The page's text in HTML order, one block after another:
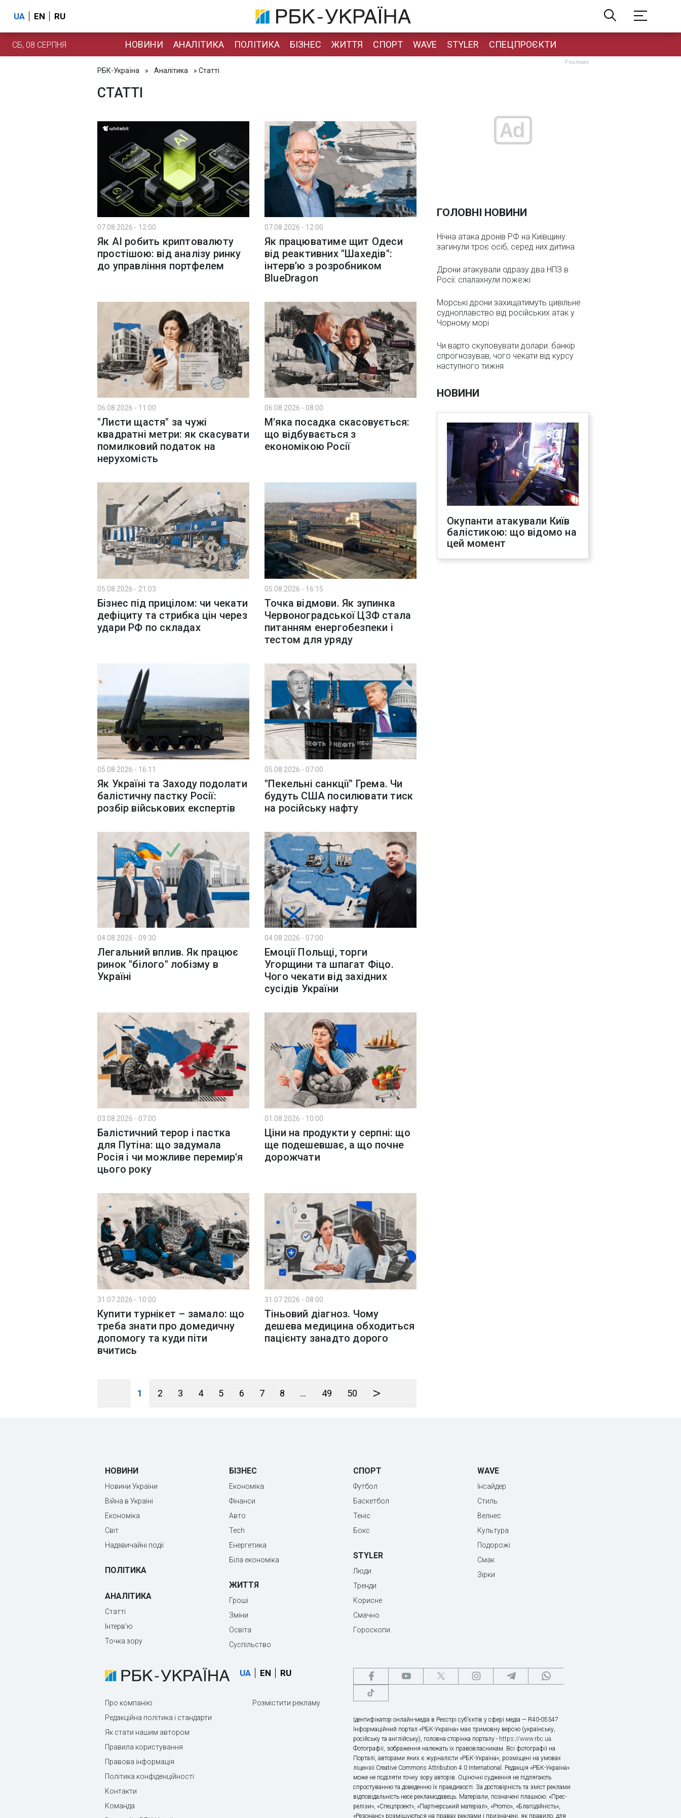
UA EN RU
СБ, 08 СЕРПНЯ НОВИНИ АНАЛІТИКА ПОЛІТИКА БІЗНЕС ЖИТТЯ СПОРТ WAVE STYLER СПЕЦПРОЄКТИ
РБК-Україна » Аналітика » Статті
СТАТТІ
07.08.2026 - 12:00
Як AI робить криптовалюту
простішою: від аналізу ринку
до управління портфелем
07.08.2026 - 12:00
Як працюватиме щит Одеси
від реактивних "Шахедів":
інтервʼю з розробником
BlueDragon
06.08.2026 - 11:00
"Листи щастя" за чужі
квадратні метри: як скасувати
помилковий податок на
нерухомість
06.08.2026 - 08:00
М'яка посадка скасовується:
що відбувається з
економікою Росії
05.08.2026 - 21:03
Бізнес під прицілом: чи чекати
дефіциту та стрибка цін через
удари РФ по складах
05.08.2026 - 16:15
Точка відмови. Як зупинка
Червоноградської ЦЗФ стала
питанням енергобезпеки і
тестом для уряду
05.08.2026 - 16:11
Як Україні та Заходу подолати
балістичну пастку Росії:
розбір військових експертів
05.08.2026 - 07:00
"Пекельні санкції" Грема. Чи
будуть США посилювати тиск
на російську нафту
04.08.2026 - 09:30
Легальний вплив. Як працює
ринок "білого" лобізму в
Україні
04.08.2026 - 07:00
Емоції Польщі, торги
Угорщини та шпагат Фіцо.
Чого чекати від західних
сусідів України
03.08.2026 - 07:00
Балістичний терор і пастка
для Путіна: що задумала
Росія і чи можливе перемир'я
цього року
01.08.2026 - 10:00
Ціни на продукти у серпні: що
ще подешевшає, а що почне
дорожчати
31.07.2026 - 10:00
Купити турнікет – замало: що
треба знати про домедичну
допомогу та куди піти
вчитись
31.07.2026 - 08:00
Тіньовий діагноз. Чому
дешева медицина обходиться
пацієнту занадто дорого
1 2 3 4 5 6 7 8 ... 49 50 >
ГОЛОВНІ НОВИНИ
Нічна атака дронів РФ на Київщину:
загинули троє осіб, серед них дитина
Дрони атакували одразу два НПЗ в
Росії: спалахнули пожежі
Морські дрони захищатимуть цивільне
судноплавство від російських атак у
Чорному морі
Чи варто скуповувати долари: банкір
спрогнозував, чого чекати від курсу
наступного тижня
НОВИНИ
Окупанти атакували Київ
балістикою: що відомо на
цей момент
НОВИНИ
Новини України
Війна в Україні
Економіка
Світ
Надзвичайні події
ПОЛІТИКА
АНАЛІТИКА
Статті
Інтерв'ю
Точка зору
БІЗНЕС
Економіка
Фінанси
Авто
Tech
Енергетика
Біла економіка
ЖИТТЯ
Гроші
Зміни
Освіта
Суспільство
СПОРТ
Футбол
Баскетбол
Теніс
Бокс
STYLER
Люди
Тренди
Корисне
Смачно
Гороскопи
WAVE
Інсайдер
Стиль
Велнес
Культура
Подорожі
Смак
Зірки
UA EN RU
Про компанію
Редакційна політика і стандарти
Як стати нашим автором
Правила користування
Правова інформація
Політика конфіденційності
Контакти
Команда
Розмістити рекламу
Ідентифікатор онлайн-медіа в Реєстрі суб’єктів у сфері медіа — R40-05347
Інформаційний портал «РБК-Україна» має тримовну версію (українську,
російську та англійську), головна сторінка порталу - https://www.rbc.ua
Фотографії, зображення належать їх правовласникам. Всі фотографії на
Порталі, авторами яких є журналісти «РБК-Україна», розміщені на умовах
ліцензії Creative Commons Attribution 4.0 International. Редакція «РБК-Україна»
може не поділяти точку зору авторів. Оціночні судження не підлягають
спростуванню та доведенню їх правдивості. За достовірність та зміст реклами
відповідальність несе рекламодавець. Матеріали, позначені плашкою: «Прес-
релізи», «Спецпроект», «Партнерський матеріал», «Promo», «Благодійність»,
«Резонанс» розміщуються на правах реклами і призначені, як правило, для